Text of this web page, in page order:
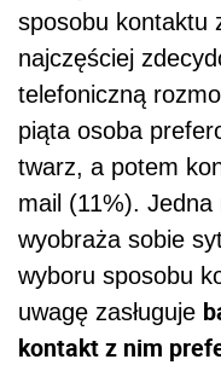
sposobu kontaktu
najczęściej
telefoniczną
piąta osoba
twarz, a potem
mail (11%).
wyobraża sobie
wyboru sposobu
uwagę zasługuje
kontakt z nim